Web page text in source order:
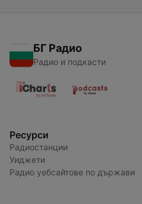
БГ Радио
Радио и подкасти
Ресурси
Радиостанции
Уиджети
Радио уебсайтове по държави